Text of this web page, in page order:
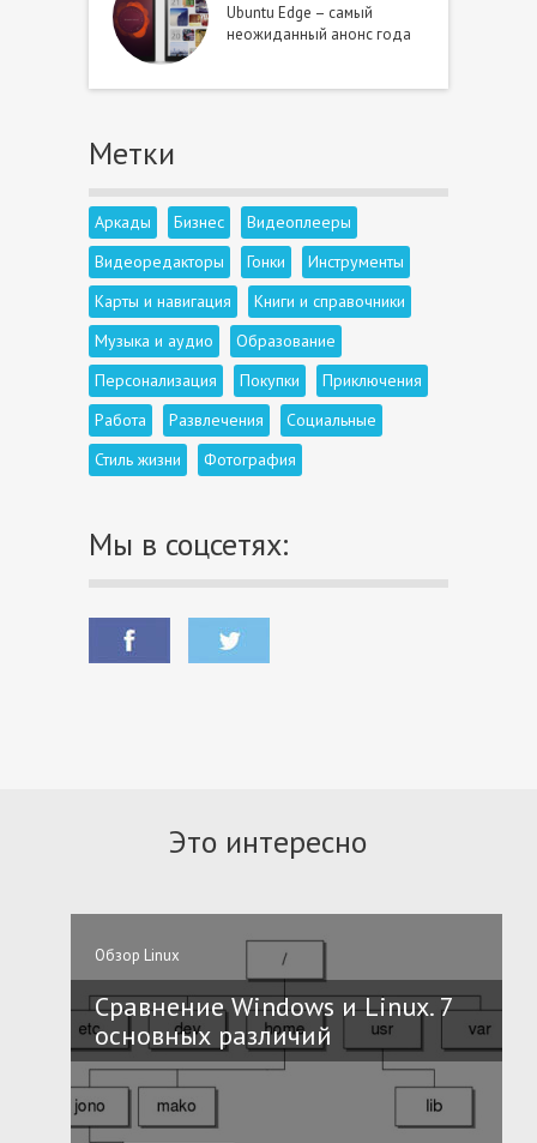
Ubuntu Edge – самый
неожиданный анонс года
Метки
Аркады Бизнес
Видеоплееры
Видеоредакторы
Гонки
Инструменты
Карты и навигация
Книги и справочники
Музыка и аудио
Образование
Персонализация
Покупки
Приключения
Работа
Развлечения
Социальные
Стиль жизни
Фотография
Мы в соцсетях:
Это интересно
Обзор Linux
Сравнение Windows и Linux. 7
основных различий